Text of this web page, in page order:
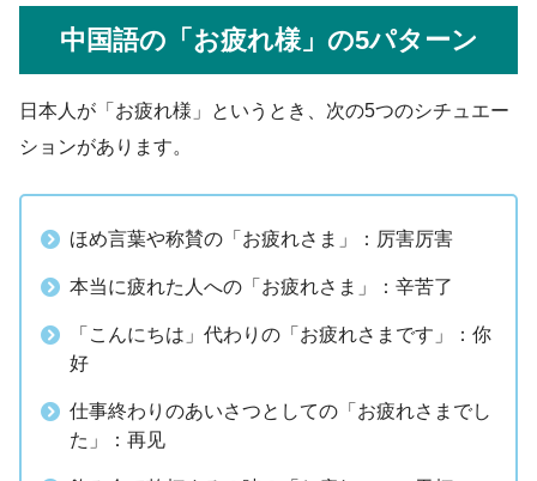
中国語の「お疲れ様」の5パターン
日本人が「お疲れ様」というとき、次の5つのシチュエー
ションがあります。
ほめ言葉や称賛の「お疲れさま」：厉害厉害
本当に疲れた人への「お疲れさま」：辛苦了
「こんにちは」代わりの「お疲れさまです」：你
好
仕事終わりのあいさつとしての「お疲れさまでし
た」：再见